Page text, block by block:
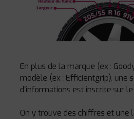
En plus de la marque (ex :
modèle (ex : Efficientgrip), une
d'informations est inscrite sur
On y trouve des chiffres et une